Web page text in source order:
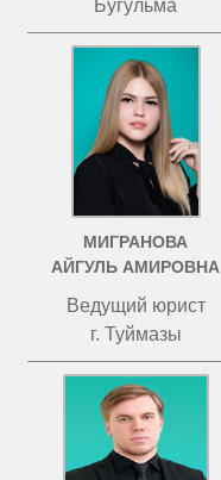
Бугульма
МИГРАНОВА
АЙГУЛЬ АМИРОВНА
Ведущий юрист
г. Туймазы